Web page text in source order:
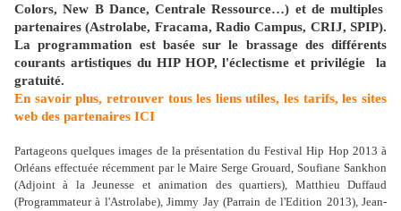
Colors, New B Dance, Centrale Ressource…) et de multiples
partenaires (Astrolabe, Fracama, Radio Campus, CRIJ, SPIP).
La programmation est basée sur le brassage des différents
courants artistiques du HIP HOP, l'éclectisme et privilégie la
gratuité.
En savoir plus, retrouver tous les liens utiles, les tarifs, les sites
web des partenaires ICI
Partageons quelques images de la présentation du Festival Hip Hop 2013 à
Orléans effectuée récemment par le Maire Serge Grouard, Soufiane Sankhon
(Adjoint à la Jeunesse et animation des quartiers), Matthieu Duffaud
(Programmateur à l'Astrolabe), Jimmy Jay (Parrain de l'Edition 2013), Jean-